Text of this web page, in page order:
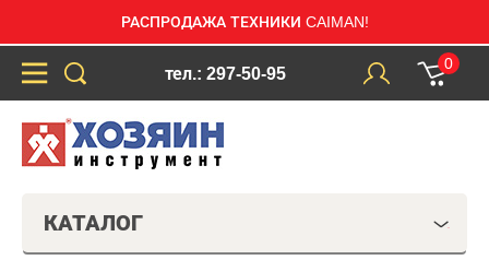
РАСПРОДАЖА ТЕХНИКИ CAIMAN!
тел.: 297-50-95
0
КАТАЛОГ